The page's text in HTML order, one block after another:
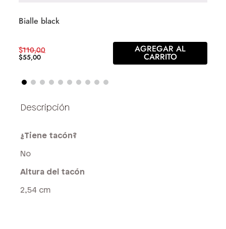
Bialle black
$110,00
$55,00
AGREGAR AL
CARRITO
¿Tiene tacón?
No
Altura del tacón
2,54 cm